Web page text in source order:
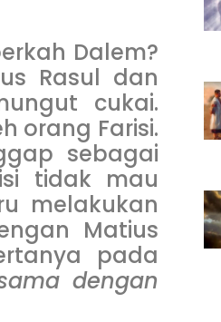
Dalem?
Rasul dan
cukai.
orang Farisi.
sebagai
tidak mau
melakukan
Matius
pada
dengan